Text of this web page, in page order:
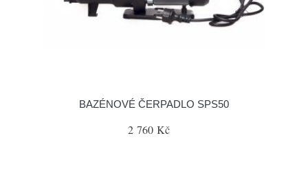
BAZÉNOVÉ ČERPADLO SPS50
2 760 Kč